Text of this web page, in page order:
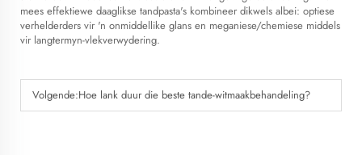
mees effektiewe daaglikse tandpasta's kombineer dikwels albei: optiese
verhelderders vir 'n onmiddellike glans en meganiese/chemiese middels
vir langtermyn-vlekverwydering.
Volgende:Hoe lank duur die beste tande-witmaakbehandeling?